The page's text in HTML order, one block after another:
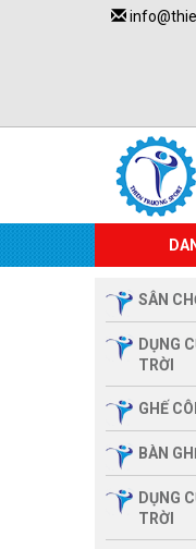
SÂN
DỤNG
TRỜI
GHẾ
BÀN
DỤNG
TRỜI